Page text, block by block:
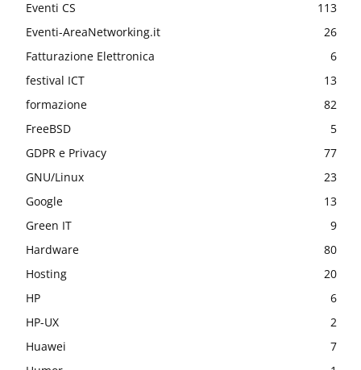
Eventi CS
113
Eventi-AreaNetworking.it
26
Fatturazione Elettronica
6
festival ICT
13
formazione
82
FreeBSD
5
GDPR e Privacy
77
GNU/Linux
23
Google
13
Green IT
9
Hardware
80
Hosting
20
HP
6
HP-UX
2
Huawei
7